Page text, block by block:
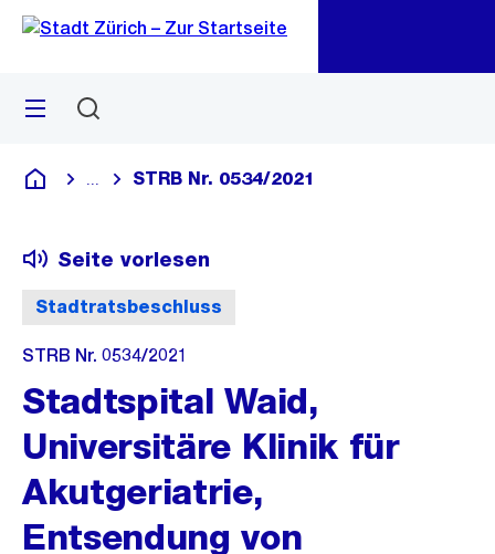
Navigation
Sprunglink
Menü
Deutsch
Blende alle Breadcrumbs ein
STRB Nr. 0534/2021
Stadtratsbeschluss
Seite vorlesen
STRB Nr. 0534/2021
Stadtspital Waid,
Universitäre Klinik für
Akutgeriatrie,
Entsendung von